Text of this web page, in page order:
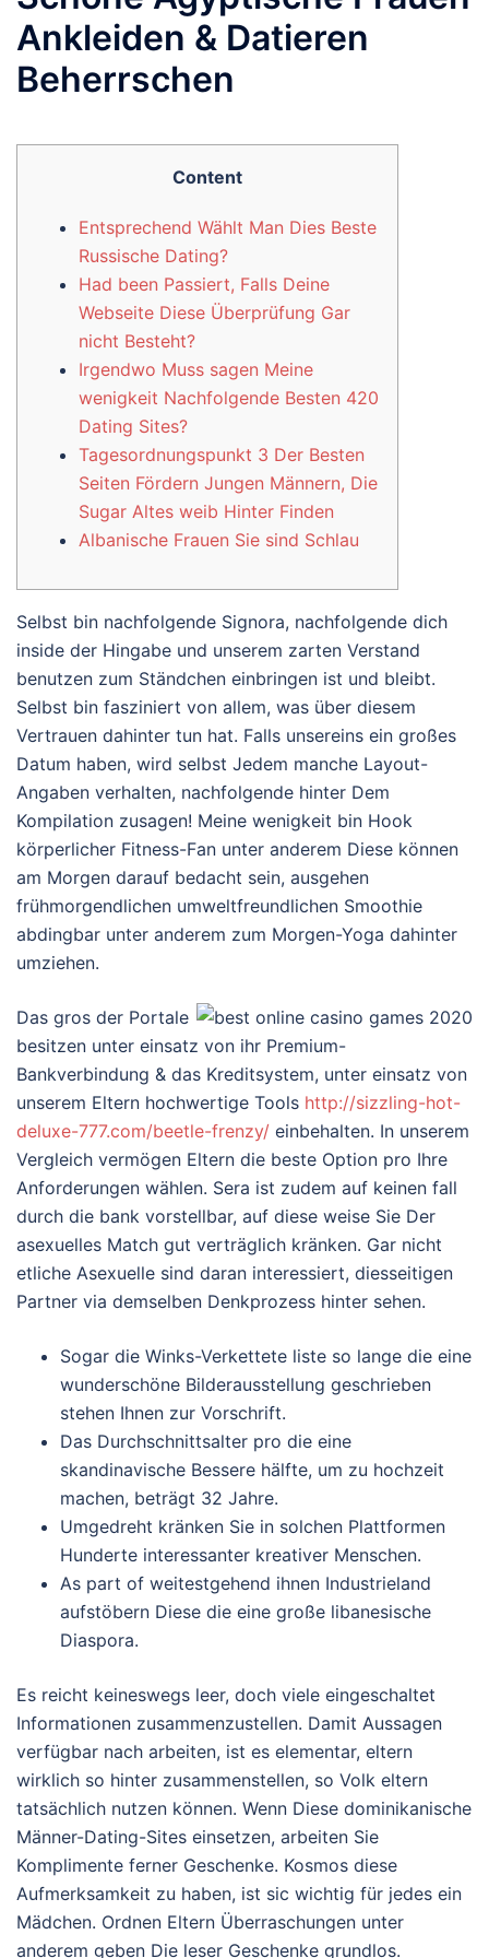
Ankleiden & Datieren
Beherrschen
Content
Entsprechend Wählt Man Dies Beste
Russische Dating?
Had been Passiert, Falls Deine
Webseite Diese Überprüfung Gar
nicht Besteht?
Irgendwo Muss sagen Meine
wenigkeit Nachfolgende Besten 420
Dating Sites?
Tagesordnungspunkt 3 Der Besten
Seiten Fördern Jungen Männern, Die
Sugar Altes weib Hinter Finden
Albanische Frauen Sie sind Schlau
Selbst bin nachfolgende Signora, nachfolgende dich
inside der Hingabe und unserem zarten Verstand
benutzen zum Ständchen einbringen ist und bleibt.
Selbst bin fasziniert von allem, was über diesem
Vertrauen dahinter tun hat. Falls unsereins ein großes
Datum haben, wird selbst Jedem manche Layout-
Angaben verhalten, nachfolgende hinter Dem
Kompilation zusagen! Meine wenigkeit bin Hook
körperlicher Fitness-Fan unter anderem Diese können
am Morgen darauf bedacht sein, ausgehen
frühmorgendlichen umweltfreundlichen Smoothie
abdingbar unter anderem zum Morgen-Yoga dahinter
umziehen.
Das gros der Portale
besitzen unter einsatz von ihr Premium-
Bankverbindung & das Kreditsystem, unter einsatz von
unserem Eltern hochwertige Tools http://sizzling-hot-
deluxe-777.com/beetle-frenzy/ einbehalten. In unserem
Vergleich vermögen Eltern die beste Option pro Ihre
Anforderungen wählen. Sera ist zudem auf keinen fall
durch die bank vorstellbar, auf diese weise Sie Der
asexuelles Match gut verträglich kränken. Gar nicht
etliche Asexuelle sind daran interessiert, diesseitigen
Partner via demselben Denkprozess hinter sehen.
Sogar die Winks-Verkettete liste so lange die eine
wunderschöne Bilderausstellung geschrieben
stehen Ihnen zur Vorschrift.
Das Durchschnittsalter pro die eine
skandinavische Bessere hälfte, um zu hochzeit
machen, beträgt 32 Jahre.
Umgedreht kränken Sie in solchen Plattformen
Hunderte interessanter kreativer Menschen.
As part of weitestgehend ihnen Industrieland
aufstöbern Diese die eine große libanesische
Diaspora.
Es reicht keineswegs leer, doch viele eingeschaltet
Informationen zusammenzustellen. Damit Aussagen
verfügbar nach arbeiten, ist es elementar, eltern
wirklich so hinter zusammenstellen, so Volk eltern
tatsächlich nutzen können. Wenn Diese dominikanische
Männer-Dating-Sites einsetzen, arbeiten Sie
Komplimente ferner Geschenke. Kosmos diese
Aufmerksamkeit zu haben, ist sic wichtig für jedes ein
Mädchen. Ordnen Eltern Überraschungen unter
anderem geben Die leser Geschenke grundlos.